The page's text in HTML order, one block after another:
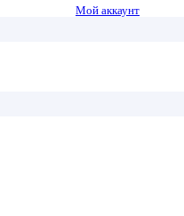
Мой аккаунт